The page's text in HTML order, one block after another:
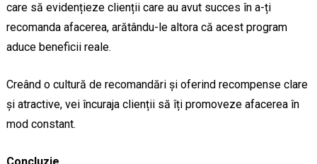
care să evidențieze clienții care au avut succes în a-ți
recomanda afacerea, arătându-le altora că acest program
aduce beneficii reale.
Creând o cultură de recomandări și oferind recompense clare
și atractive, vei încuraja clienții să îți promoveze afacerea în
mod constant.